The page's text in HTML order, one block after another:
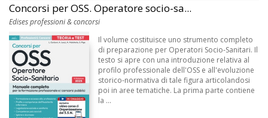
Concorsi per OSS. Operatore socio-sa...
Edises professioni & concorsi
Il volume costituisce uno strumento completo
di preparazione per Operatori Socio-Sanitari. Il
testo si apre con una introduzione relativa al
profilo professionale dell'OSS e all'evoluzione
storico-normativa di tale figura articolandosi
poi in aree tematiche. La prima parte contiene
la ...